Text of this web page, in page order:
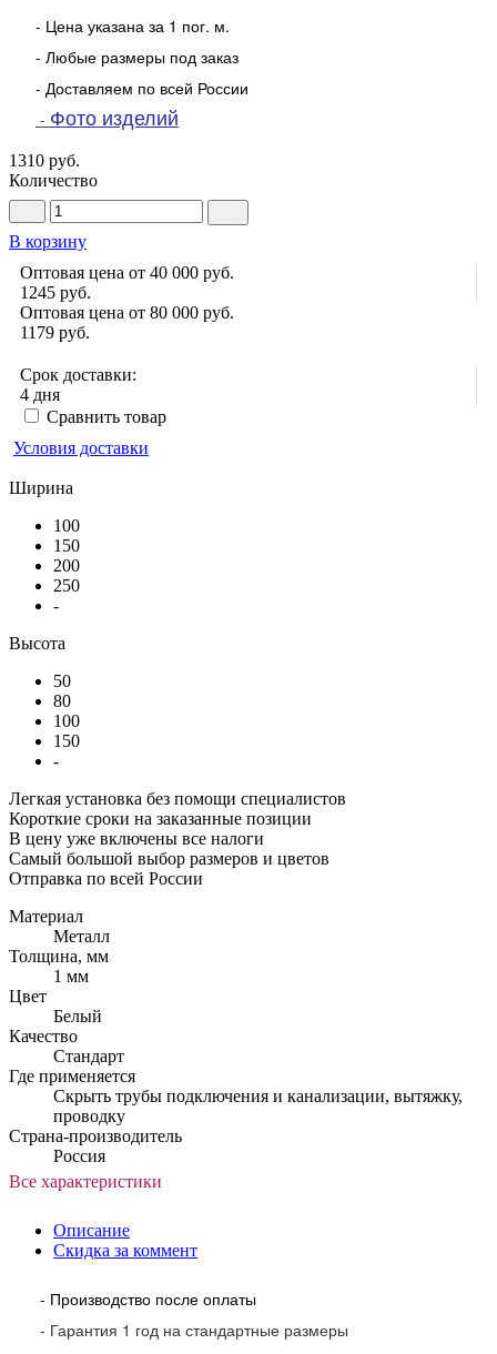
- Цена указана за 1 пог. м.
- Любые размеры под заказ
- Доставляем по всей России
- Фото изделий
1310 руб.
Количество
В корзину
Оптовая цена от 40 000 руб.
1245 руб.
Оптовая цена от 80 000 руб.
1179 руб.
Срок доставки:
4 дня
Сравнить товар
Условия доставки
Ширина
100
150
200
250
-
Высота
50
80
100
150
-
Легкая установка без помощи специалистов
Короткие сроки на заказанные позиции
В цену уже включены все налоги
Самый большой выбор размеров и цветов
Отправка по всей России
Материал
Металл
Толщина, мм
1 мм
Цвет
Белый
Качество
Стандарт
Где применяется
Скрыть трубы подключения и канализации, вытяжку,
проводку
Страна-производитель
Россия
Все характеристики
Описание
Скидка за коммент
- Производство после оплаты
- Гарантия 1 год на стандартные размеры